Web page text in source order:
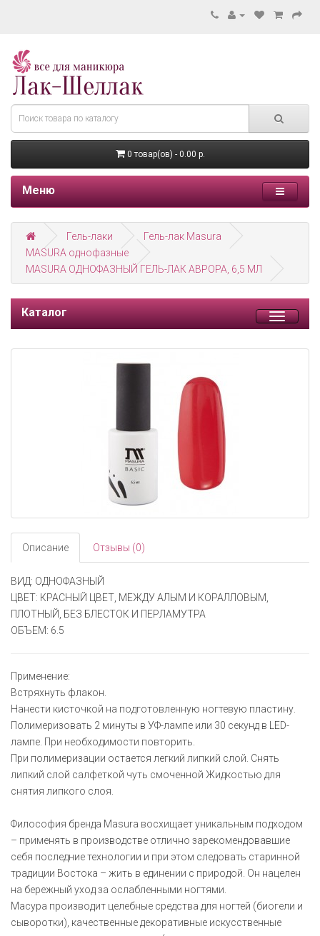
0 товар(ов) - 0.00 р.
Меню
Гель-лаки
Гель-лак Masura
MASURA однофазные
MASURA ОДНОФАЗНЫЙ ГЕЛЬ-ЛАК АВРОРА, 6,5 МЛ
Каталог
Toggle
Описание Отзывы (0)
ВИД: ОДНОФАЗНЫЙ
ЦВЕТ: КРАСНЫЙ ЦВЕТ, МЕЖДУ АЛЫМ И КОРАЛЛОВЫМ,
ПЛОТНЫЙ, БЕЗ БЛЕСТОК И ПЕРЛАМУТРА
ОБЪЕМ: 6.5
Применение:
Встряхнуть флакон.
Нанести кисточкой на подготовленную ногтевую пластину.
Полимеризовать 2 минуты в УФ-лампе или 30 секунд в LED-
лампе. При необходимости повторить.
При полимеризации остается легкий липкий слой. Снять
липкий слой салфеткой чуть смоченной Жидкостью для
снятия липкого слоя.
Философия бренда Masura восхищает уникальным подходом
– применять в производстве отлично зарекомендовавшие
себя последние технологии и при этом следовать старинной
традиции Востока – жить в единении с природой. Он нацелен
на бережный уход за ослабленными ногтями.
Масура производит целебные средства для ногтей (биогели и
сыворотки), качественные декоративные искусственные